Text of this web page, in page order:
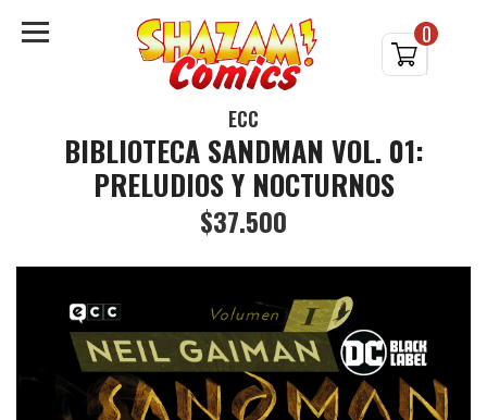
0
ECC
BIBLIOTECA SANDMAN VOL. 01:
PRELUDIOS Y NOCTURNOS
$37.500